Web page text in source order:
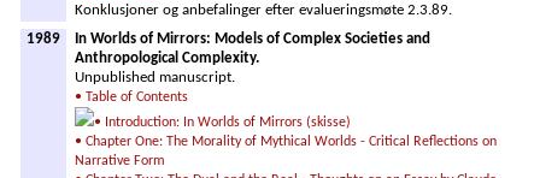
Konklusjoner og anbefalinger efter evalueringsmøte 2.3.89.
1989
In Worlds of Mirrors: Models of Complex Societies and
Anthropological Complexity.
Unpublished manuscript.
• Table of Contents
• Introduction: In Worlds of Mirrors (skisse)
• Chapter One: The Morality of Mythical Worlds - Critical Reflections on
Narrative Form